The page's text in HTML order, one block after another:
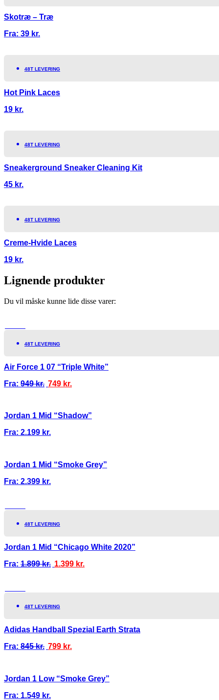
Skotræ – Træ
Fra: 39 kr.
48T LEVERING
Hot Pink Laces
19 kr.
48T LEVERING
Sneakerground Sneaker Cleaning Kit
45 kr.
48T LEVERING
Creme-Hvide Laces
19 kr.
Lignende produkter
Du vil måske kunne lide disse varer:
48T LEVERING
Air Force 1 07 “Triple White”
Fra: 949kr. 749 kr.
Jordan 1 Mid “Shadow”
Fra: 2.199 kr.
Jordan 1 Mid “Smoke Grey”
Fra: 2.399 kr.
48T LEVERING
Jordan 1 Mid “Chicago White 2020”
Fra: 1.899kr. 1.399 kr.
48T LEVERING
Adidas Handball Spezial Earth Strata
Fra: 845kr. 799 kr.
Jordan 1 Low “Smoke Grey”
Fra: 1.549 kr.